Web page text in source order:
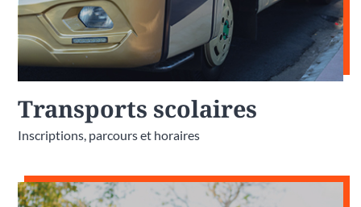
Transports scolaires
Inscriptions, parcours et horaires